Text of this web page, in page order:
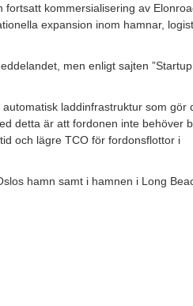
fortsatt kommersialisering av
expansion inom hamnar,
men enligt sajten ”Startup
laddinfrastruktur som gör
detta är att fordonen inte behöver
och lägre TCO för fordonsflottor i
hamn samt i hamnen i Long